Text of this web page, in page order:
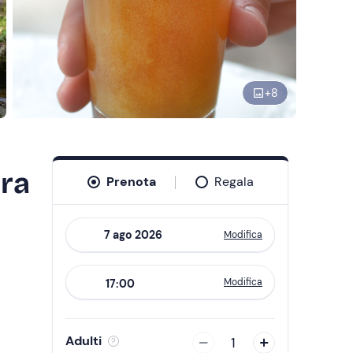
+8
Prenota Regala
forward
to
interact
with
Modifica
17:00 Modifica
Adulti 1